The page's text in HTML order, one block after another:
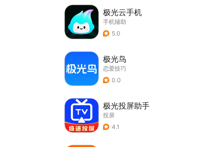
极光云手机
手机辅助
5.0
极光鸟
恋爱技巧
0.0
极光投屏助手
投屏
4.1